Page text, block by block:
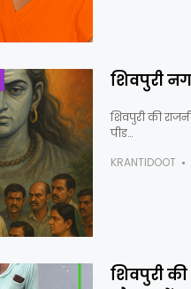
शिवपुरी
शिवपुरी की
पीड…
KRANTIDOOT
शिवपुरी